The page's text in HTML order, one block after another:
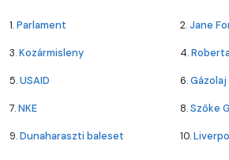
1.Parlament 2.Jane
3.Kozármisleny 4.
5.USAID 6.Gázolaj
7.NKE 8.Szőke
9.Dunaharaszti baleset 10.